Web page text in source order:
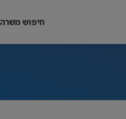
חיפוש משרה